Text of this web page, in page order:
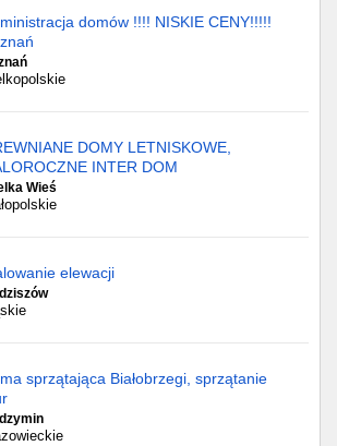
domów !!!! NISKIE CENY!!!!!
DOMY LETNISKOWE,
INTER DOM
Wieś
elewacji
sprzątająca Białobrzegi, sprzątanie